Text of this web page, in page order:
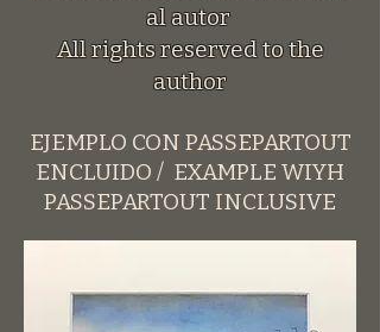
al autor
All rights reserved to the
author
EJEMPLO CON PASSEPARTOUT
ENCLUIDO / EXAMPLE WIYH
PASSEPARTOUT INCLUSIVE